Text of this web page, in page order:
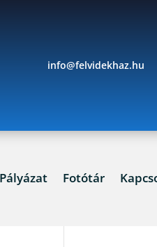
info@felvidekhaz.hu
Pályázat Fotótár